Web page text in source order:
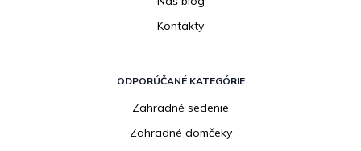
Kontakty
ODPORÚČANÉ KATEGÓRIE
Zahradné sedenie
Zahradné domčeky